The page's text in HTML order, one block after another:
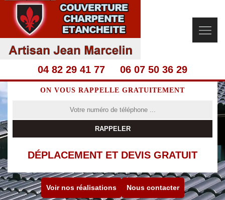
04 82 29 41 77 06 07 50 36 29
ON VOUS RAPPELLE GRATUITEMENT
DÉPLACEMENT ET DEVIS GRATUIT
Voir nos réalisations Nous contacter